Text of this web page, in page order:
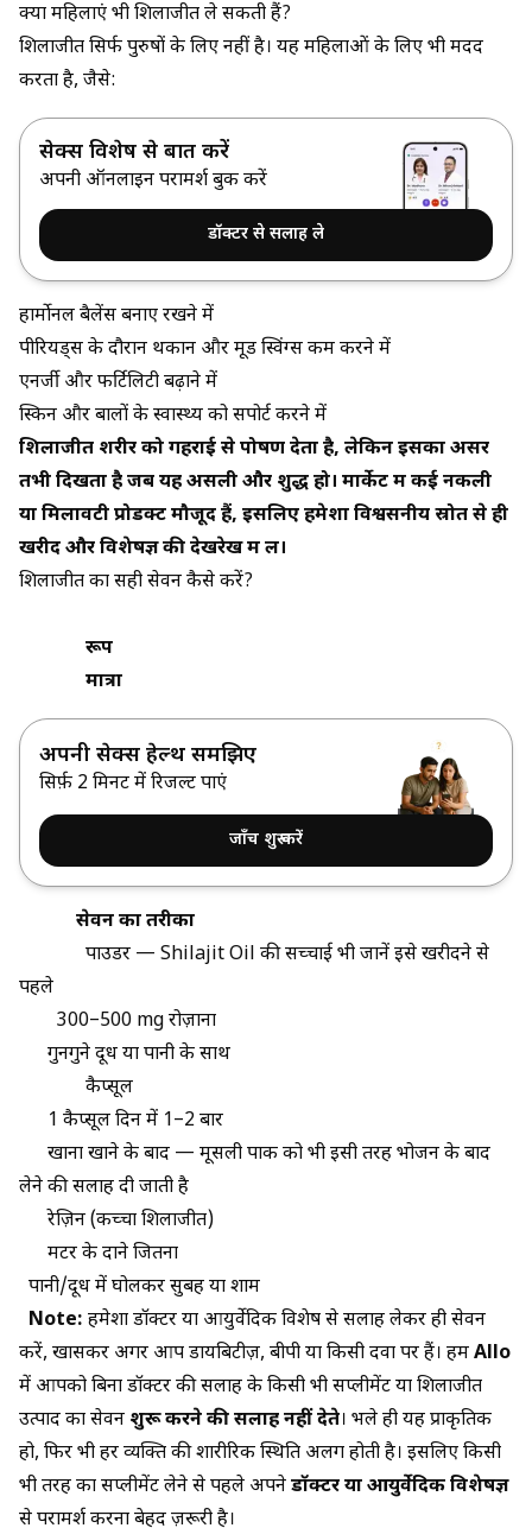
क्या महिलाएं भी शिलाजीत ले सकती हैं?
शिलाजीत सिर्फ पुरुषों के लिए नहीं है। यह महिलाओं के लिए भी मदद
करता है, जैसे:
सेक्स विशेषज्ञ से बात करें
अपनी ऑनलाइन परामर्श बुक करें
डॉक्टर से सलाह ले
हार्मोनल बैलेंस बनाए रखने में
पीरियड्स के दौरान थकान और मूड स्विंग्स कम करने में
एनर्जी और फर्टिलिटी बढ़ाने में
स्किन और बालों के स्वास्थ्य को सपोर्ट करने में
शिलाजीत शरीर को गहराई से पोषण देता है, लेकिन इसका असर
तभी दिखता है जब यह असली और शुद्ध हो। मार्केट में कई नकली
या मिलावटी प्रोडक्ट मौजूद हैं, इसलिए हमेशा विश्वसनीय स्रोत से ही
खरीदें और विशेषज्ञ की देखरेख में लें।
शिलाजीत का सही सेवन कैसे करें?
रूप
मात्रा
अपनी सेक्स हेल्थ समझिए
सिर्फ़ 2 मिनट में रिजल्ट पाएं
जाँच शुरू करें
सेवन का तरीका
पाउडर — Shilajit Oil की सच्चाईभी जानें इसे खरीदने से
पहले
300–500 mg रोज़ाना
गुनगुने दूध या पानी के साथ
कैप्सूल
1 कैप्सूल दिन में 1–2 बार
खाना खाने के बाद — मूसली पाकको भी इसी तरह भोजन के बाद
लेने की सलाह दी जाती है
रेज़िन (कच्चा शिलाजीत)
मटर के दाने जितना
पानी/दूध में घोलकर सुबह या शाम
Note: हमेशा डॉक्टर या आयुर्वेदिक विशेषज्ञ से सलाह लेकर ही सेवन
करें, खासकर अगर आप डायबिटीज़, बीपी या किसी दवा पर हैं। हमAllo
में आपको बिना डॉक्टर की सलाह के किसी भी सप्लीमेंट या शिलाजीत
उत्पाद का सेवन शुरू करने की सलाह नहीं देते। भले ही यह प्राकृतिक
हो, फिर भी हर व्यक्ति की शारीरिक स्थिति अलग होती है। इसलिए किसी
भी तरह का सप्लीमेंट लेने से पहले अपनेडॉक्टर या आयुर्वेदिक विशेषज्ञ
से परामर्श करना बेहद ज़रूरी है।